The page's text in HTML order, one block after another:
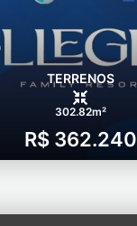
TERRENOS
302.82m²
R$ 362.240